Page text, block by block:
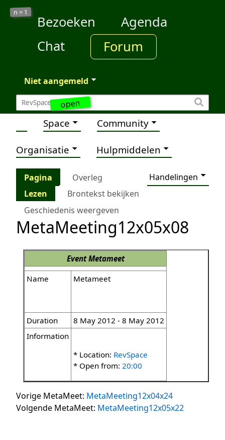
open
n = 1
Bezoeken
Agenda
Chat
Forum
Niet aangemeld
Space Community
Organisatie Hulpmiddelen
Pagina Overleg
Handelingen
Lezen
Brontekst bekijken
Geschiedenis weergeven
MetaMeeting12x05x08
EventMetameet
Name
Metameet
Duration
8 May 2012 - 8 May 2012
Information
* Location: RevSpace
* Open from: 20:00
Vorige MetaMeet: MetaMeeting12x04x24
Volgende MetaMeet: MetaMeeting12x05x22